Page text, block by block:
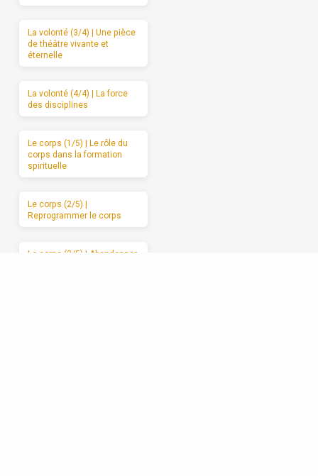
La volonté (3/4) | Une pièce
de théâtre vivante et
éternelle
La volonté (4/4) | La force
des disciplines
Le corps (1/5) | Le rôle du
corps dans la formation
spirituelle
Le corps (2/5) |
Reprogrammer le corps
Le corps (3/5) | Abandonner